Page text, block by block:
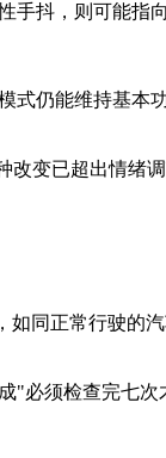
抖，则可能指向
仍能维持基本
变已超出情绪
同正常行驶的
"必须检查完七次